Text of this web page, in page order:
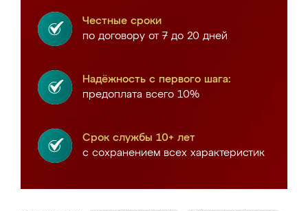
Честные сроки
по договору от 7 до 20 дней
Надёжность с первого шага:
предоплата всего 10%
Срок службы 10+ лет
с сохранением всех характеристик